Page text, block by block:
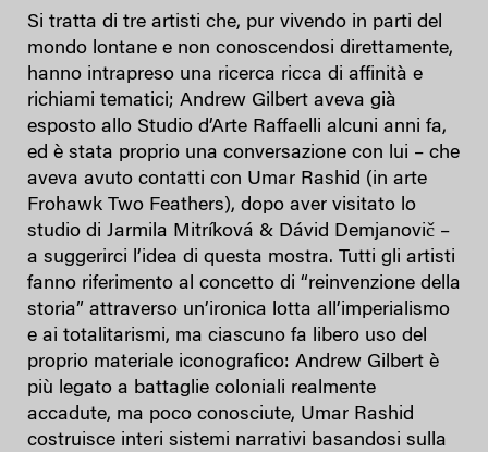
Si tratta di tre artisti che, pur vivendo in parti del
mondo lontane e non conoscendosi direttamente,
hanno intrapreso una ricerca ricca di affinità e
richiami tematici; Andrew Gilbert aveva già
esposto allo Studio d’Arte Raffaelli alcuni anni fa,
ed è stata proprio una conversazione con lui – che
aveva avuto contatti con Umar Rashid (in arte
Frohawk Two Feathers), dopo aver visitato lo
studio di Jarmila Mitríková & Dávid Demjanovič –
a suggerirci l’idea di questa mostra. Tutti gli artisti
fanno riferimento al concetto di “reinvenzione della
storia” attraverso un’ironica lotta all’imperialismo
e ai totalitarismi, ma ciascuno fa libero uso del
proprio materiale iconografico: Andrew Gilbert è
più legato a battaglie coloniali realmente
accadute, ma poco conosciute, Umar Rashid
costruisce interi sistemi narrativi basandosi sulla